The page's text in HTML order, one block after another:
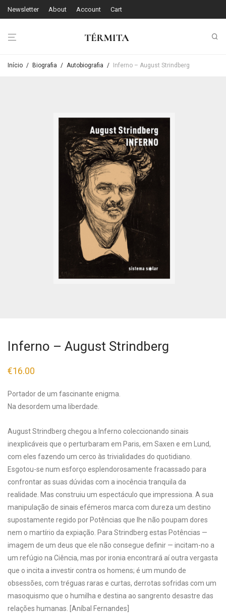
Newsletter About Account Cart
Início / Biografia / Autobiografia / Inferno – August Strindberg
Inferno – August Strindberg
€16.00
Portador de um fascinante enigma.
Na desordem uma liberdade.
August Strindberg chegou a Inferno coleccionando sinais
inexplicáveis que o perturbaram em Paris, em Saxen e em Lund,
com eles fazendo um cerco às trivialidades do quotidiano.
Esgotou-se num esforço esplendorosamente fracassado para
confrontar as suas dúvidas com a inocência tranquila da
realidade. Mas construiu um espectáculo que impressiona. A sua
manipulação de sinais efémeros marca com dureza um destino
supostamente regido por Potências que lhe não poupam dores
nem o martírio da expiação. Para Strindberg estas Potências —
imagem de um deus que ele não consegue definir — incitam-no a
um refúgio na Ciência, mas por ironia encontrará aí outra vergasta
que o incita a investir contra os homens; é um mundo de
obsessões, com tréguas raras e curtas, derrotas sofridas com um
masoquismo que o humilha e destina ao sangrento desastre das
relações humanas. [Aníbal Fernandes]